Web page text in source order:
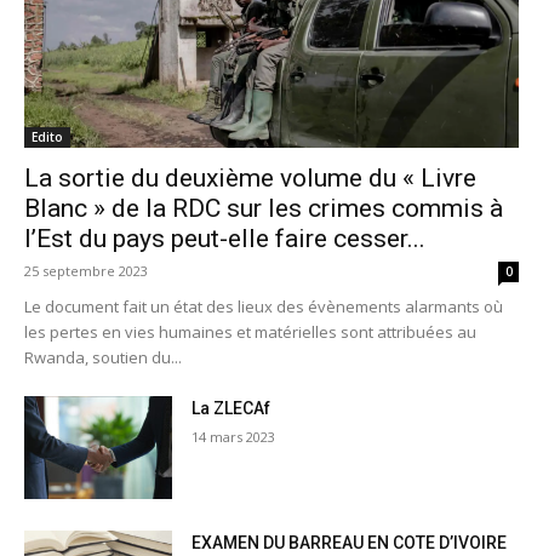
Edito
La sortie du deuxième volume du « Livre
Blanc » de la RDC sur les crimes commis à
l’Est du pays peut-elle faire cesser...
25 septembre 2023 0
Le document fait un état des lieux des évènements alarmants où
les pertes en vies humaines et matérielles sont attribuées au
Rwanda, soutien du...
La ZLECAf
14 mars 2023
EXAMEN DU BARREAU EN COTE D’IVOIRE